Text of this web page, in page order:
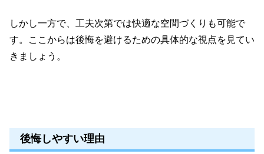
しかし一方で、工夫次第では快適な空間づくりも可能で
す。ここからは後悔を避けるための具体的な視点を見てい
きましょう。
後悔しやすい理由